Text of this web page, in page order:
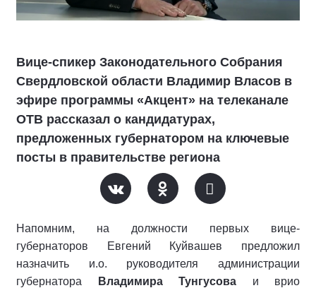
Вице-спикер Законодательного Собрания
Свердловской области Владимир Власов в
эфире программы «Акцент» на телеканале
ОТВ рассказал о кандидатурах,
предложенных губернатором на ключевые
посты в правительстве региона
Напомним, на должности первых вице-
губернаторов Евгений Куйвашев предложил
назначить и.о. руководителя администрации
губернатора
Владимира Тунгусова и врио